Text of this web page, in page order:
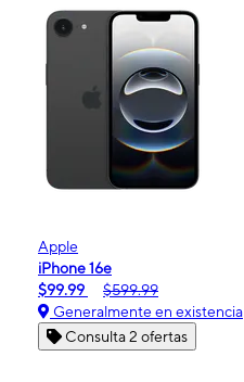
Apple
iPhone 16e
$99.99
$599.99
Generalmente en existencia
Consulta 2 ofertas